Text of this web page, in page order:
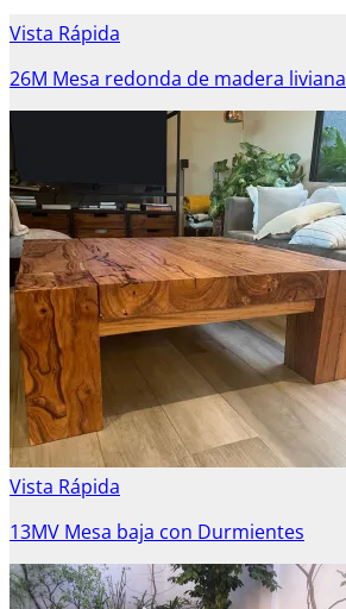
Vista Rápida
26M Mesa redonda de madera liviana
Vista Rápida
13MV Mesa baja con Durmientes